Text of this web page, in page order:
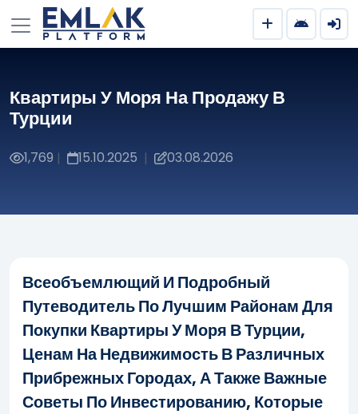
Квартиры У Моря На Продажу В
Турции
1,769 | 15.10.2025 | 03.08.2026
Всеобъемлющий И Подробный
Путеводитель По Лучшим Районам Для
Покупки Квартиры У Моря В Турции,
Ценам На Недвижимость В Различных
Прибрежных Городах, А Также Важные
Советы По Инвестированию, Которые